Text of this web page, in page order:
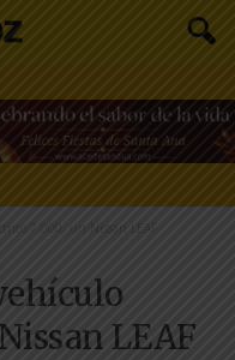
7.000, un Nissan LEAF
LEAF